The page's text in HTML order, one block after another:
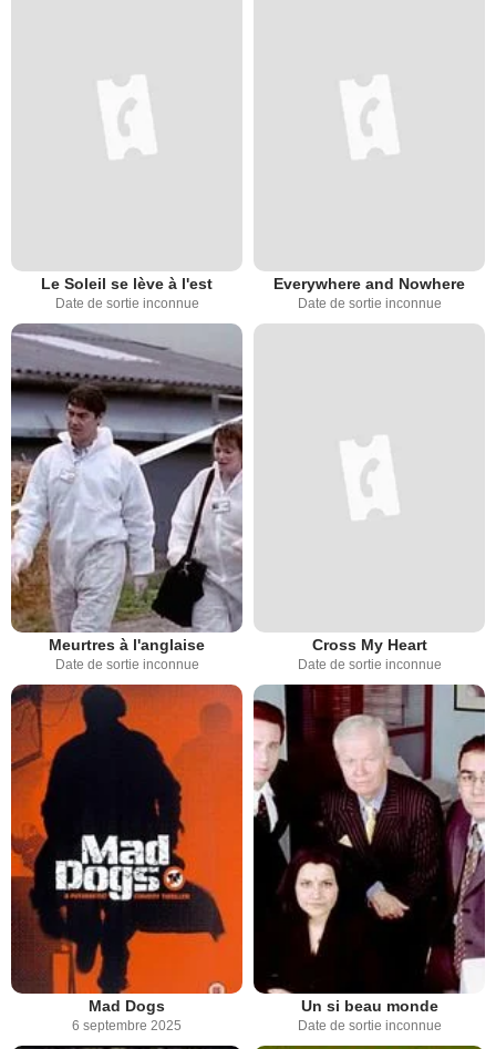
Le Soleil se lève à l'est
Date de sortie inconnue
Everywhere and Nowhere
Date de sortie inconnue
Meurtres à l'anglaise
Date de sortie inconnue
Cross My Heart
Date de sortie inconnue
Mad Dogs
6 septembre 2025
Un si beau monde
Date de sortie inconnue